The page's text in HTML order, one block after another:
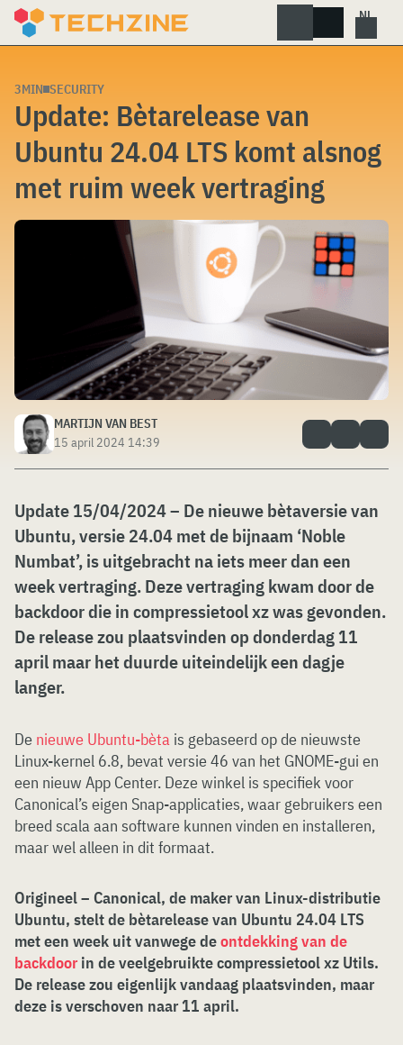
Skip
3MIN SECURITY
Update: Bètarelease van
Ubuntu 24.04 LTS komt alsnog
met ruim week vertraging
MARTIJN VAN BEST
15 april 2024 14:39
Update 15/04/2024 – De nieuwe bètaversie van
Ubuntu, versie 24.04 met de bijnaam ‘Noble
Numbat’, is uitgebracht na iets meer dan een
week vertraging. Deze vertraging kwam door de
backdoor die in compressietool xz was gevonden.
De release zou plaatsvinden op donderdag 11
april maar het duurde uiteindelijk een dagje
langer.
De nieuwe Ubuntu-bèta is gebaseerd op de nieuwste
Linux-kernel 6.8, bevat versie 46 van het GNOME-gui en
een nieuw App Center. Deze winkel is specifiek voor
Canonical’s eigen Snap-applicaties, waar gebruikers een
breed scala aan software kunnen vinden en installeren,
maar wel alleen in dit formaat.
Origineel – Canonical, de maker van Linux-distributie
Ubuntu, stelt de bètarelease van Ubuntu 24.04 LTS
met een week uit vanwege deontdekking van de
backdoor in de veelgebruikte compressietool xz Utils.
De release zou eigenlijk vandaag plaatsvinden, maar
deze is verschoven naar 11 april.